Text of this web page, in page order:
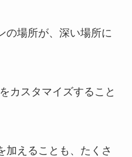
の場所が、深い場所に
カスタマイズすること
加えることも、たくさ